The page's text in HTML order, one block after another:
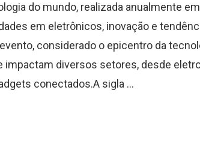
do mundo, realizada anualmente
em eletrônicos, inovação e
considerado o epicentro da
impactam diversos setores, desde
conectados.A sigla ...